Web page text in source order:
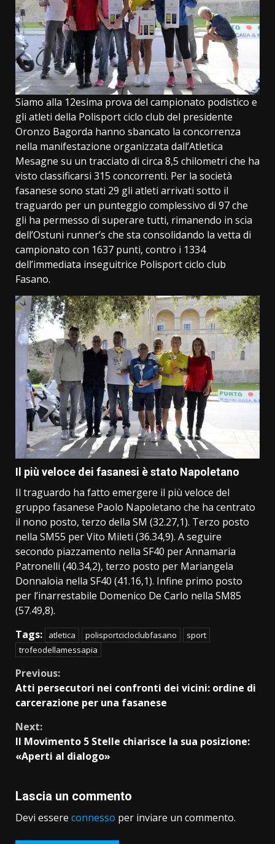
Siamo alla 12esima prova del campionato podistico e
gli atleti della Polisport ciclo club del presidente
Oronzo Bagorda hanno sbancato la concorrenza
nella manifestazione organizzata dall’Atletica
Mesagne su un tracciato di circa 8,5 chilometri che ha
visto classificarsi 315 concorrenti. Per la società
fasanese sono stati 29 gli atleti arrivati sotto il
traguardo per un punteggio complessivo di 97 che
gli ha permesso di superare tutti, rimanendo in scia
dell’Ostuni runner’s che sta consolidando la vetta di
campionato con 1637 punti, contro i 1334
dell’immediata inseguitrice Polisport ciclo club
Fasano.
Il più veloce dei fasanesi è stato Napoletano
Il traguardo ha fatto emergere il più veloce del
gruppo fasanese Paolo Napoletano che ha centrato
il nono posto, terzo della SM (32.27,1). Terzo posto
nella SM55 per Vito Mileti (36.34,9). A seguire
secondo piazzamento nella SF40 per Annamaria
Patronelli (40.34,2), terzo posto per Mariangela
Donnaloia nella SF40 (41.16,1). Infine primo posto
per l’inarrestabile Domenico De Carlo nella SM85
(57.49,8).
Tags:
atletica polisportcicloclubfasano
sport
trofeodellamessapia
Continue
Reading
Previous:
Atti persecutori nei confronti dei vicini: ordine di
carcerazione per una fasanese
Next:
Il Movimento 5 Stelle chiarisce la sua posizione:
«Aperti al dialogo»
Lascia un commento
Devi essere connesso per inviare un commento.